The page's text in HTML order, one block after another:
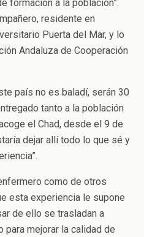
formación a la población”.
residente en
Puerta del Mar, y lo
Andaluza de Cooperación
país no es baladí, serán 30
tanto a la población
el Chad, desde el 9 de
dejar allí todo lo que sé y
como de otros
esta experiencia le supone
de ello se trasladan a
mejorar la calidad de